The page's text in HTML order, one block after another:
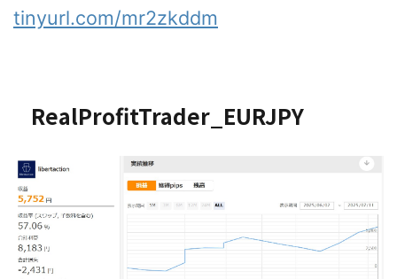
tinyurl.com/mr2zkddm
RealProfitTrader_EURJPY